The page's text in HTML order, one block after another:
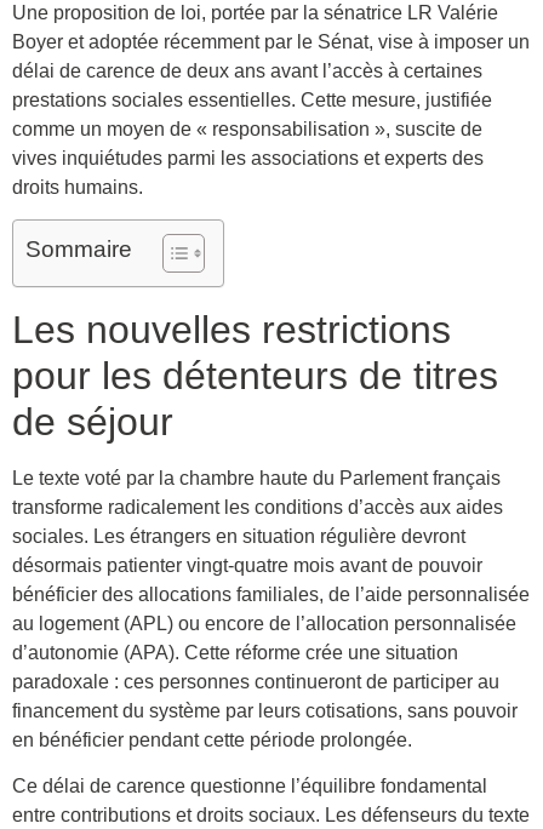
Une proposition de loi, portée par la sénatrice LR Valérie
Boyer et adoptée récemment par le Sénat, vise à imposer un
délai de carence de deux ans avant l’accès à certaines
prestations sociales essentielles. Cette mesure, justifiée
comme un moyen de « responsabilisation », suscite de
vives inquiétudes parmi les associations et experts des
droits humains.
Sommaire
Les nouvelles restrictions
pour les détenteurs de titres
de séjour
Le texte voté par la chambre haute du Parlement français
transforme radicalement les conditions d’accès aux aides
sociales. Les étrangers en situation régulière devront
désormais patienter vingt-quatre mois avant de pouvoir
bénéficier des allocations familiales, de l’aide personnalisée
au logement (APL) ou encore de l’allocation personnalisée
d’autonomie (APA). Cette réforme crée une situation
paradoxale : ces personnes continueront de participer au
financement du système par leurs cotisations, sans pouvoir
en bénéficier pendant cette période prolongée.
Ce délai de carence questionne l’équilibre fondamental
entre contributions et droits sociaux. Les défenseurs du texte